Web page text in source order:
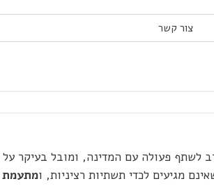
צור קשר
לשתף פעולה עם המדינה, ומובל בעיקר על
מגיעים לכדי תשתיות רציניות, ומתעמת